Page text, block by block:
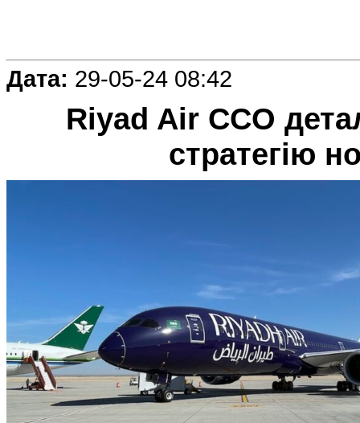
Дата: 29-05-24 08:42
Riyad Air CCO
стратегію